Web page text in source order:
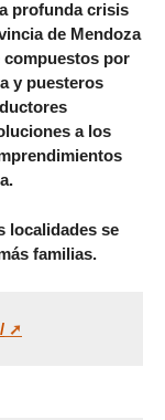
profunda crisis
de Mendoza
compuestos por
y puesteros
a los
localidades se
familias.